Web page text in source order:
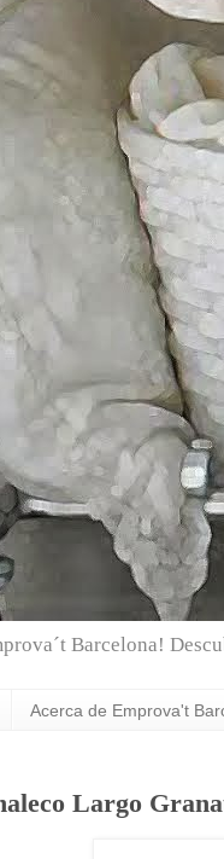
Barcelona!
Acerca de Emprova't
Largo